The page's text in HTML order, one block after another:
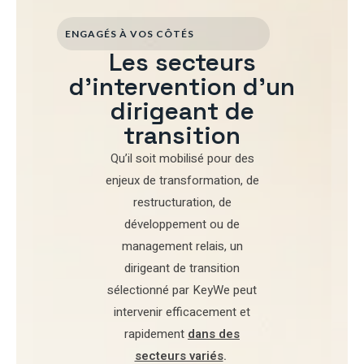
ENGAGÉS À VOS CÔTÉS
Les secteurs
d'intervention d'un
dirigeant de
transition
Qu’il soit mobilisé pourdes
enjeux de transformation, de
restructuration, de
développementou de
management relais, un
dirigeant de transition
sélectionné par KeyWe peut
intervenir efficacement et
rapidement dans des
secteurs variés.